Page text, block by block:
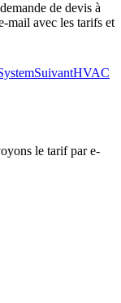
de devis à
mail avec les tarifs et
SuivantHVAC
le tarif par e-